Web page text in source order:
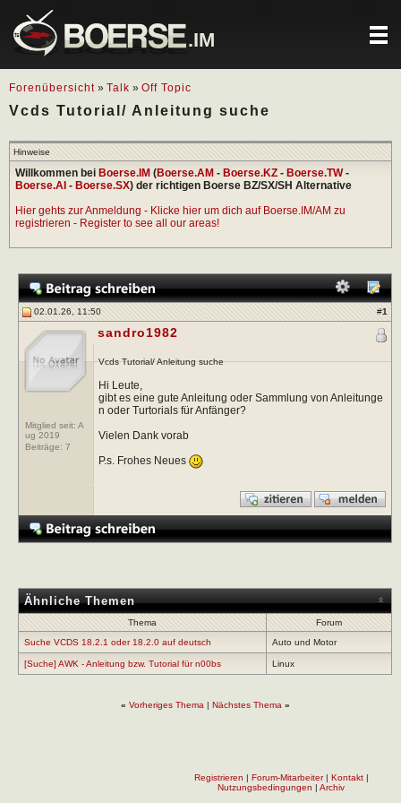
.IM
Forenübersicht » Talk » Off Topic
Vcds Tutorial/ Anleitung suche
Hinweise
Willkommen bei Boerse.IM (Boerse.AM - Boerse.KZ - Boerse.TW-
Boerse.AI - Boerse.SX) der richtigen Boerse BZ/SX/SH Alternative
Hier gehts zur Anmeldung - Klicke hier um dich auf Boerse.IM/AM zu
registrieren - Register to see all our areas!
02.01.26, 11:50 #1
Mitglied seit: A
ug 2019
Beiträge: 7
sandro1982
Vcds Tutorial/ Anleitung suche
Hi Leute,
gibt es eine gute Anleitung oder Sammlung von Anleitunge
n oder Turtorials für Anfänger?
Vielen Dank vorab
P.s. Frohes Neues
Ähnliche Themen
Thema
Forum
Suche VCDS 18.2.1 oder 18.2.0 auf deutsch
Auto und Motor
[Suche] AWK - Anleitung bzw. Tutorial für n00bs Linux
« Vorheriges Thema | Nächstes Thema »
Registrieren | Forum-Mitarbeiter| Kontakt|
Nutzungsbedingungen | Archiv